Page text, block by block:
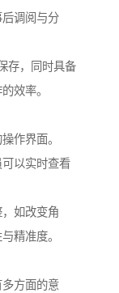
调阅与分
存，同时具备
效率。
作界面。
以实时查看
如改变角
精准度。
方面的意